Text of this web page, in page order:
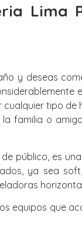
Lima
y deseas
tipo de
familia o
público, es
ya sea
equipos que